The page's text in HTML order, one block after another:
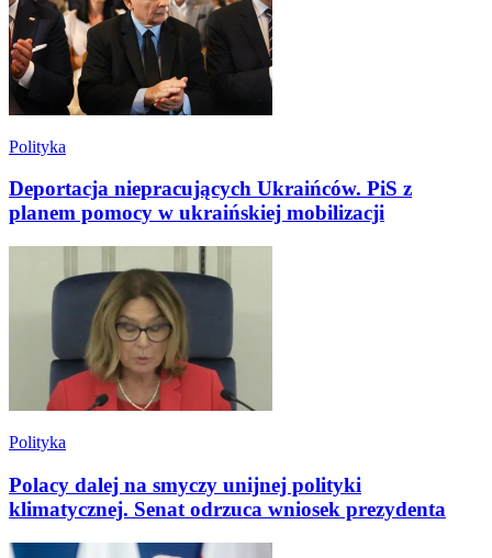
Polityka
Deportacja niepracujących Ukraińców. PiS z
planem pomocy w ukraińskiej mobilizacji
Polityka
Polacy dalej na smyczy unijnej polityki
klimatycznej. Senat odrzuca wniosek prezydenta